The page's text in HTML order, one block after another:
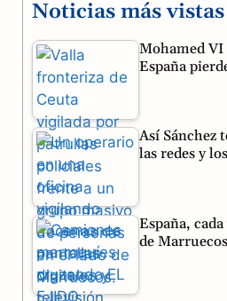
c
e
b
o
o
k
l
e
a
a
t
p
Noticias más vistas
Mohamed VI
España
Así Sánchez
las redes y
España,
de